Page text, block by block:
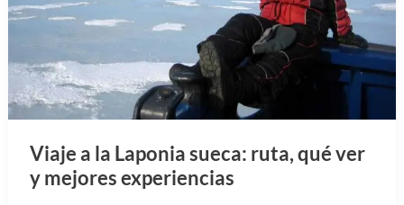
Viaje a la Laponia sueca: ruta, qué ver
y mejores experiencias